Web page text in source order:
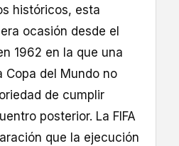
históricos, esta
ocasión desde el
1962 en la que una
Copa del Mundo no
de cumplir
posterior. La FIFA
que la ejecución